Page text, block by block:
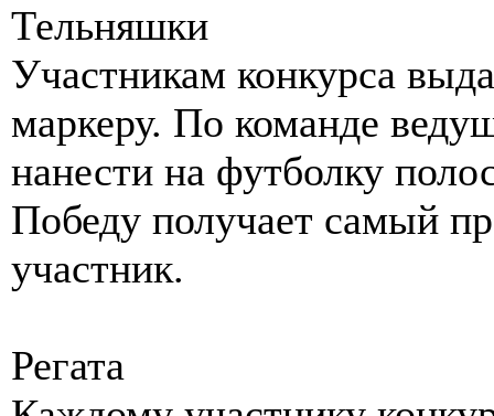
Тельняшки
Участникам конкурса
маркеру. По команде
нанести на футболку
Победу получает самый
участник.
Регата